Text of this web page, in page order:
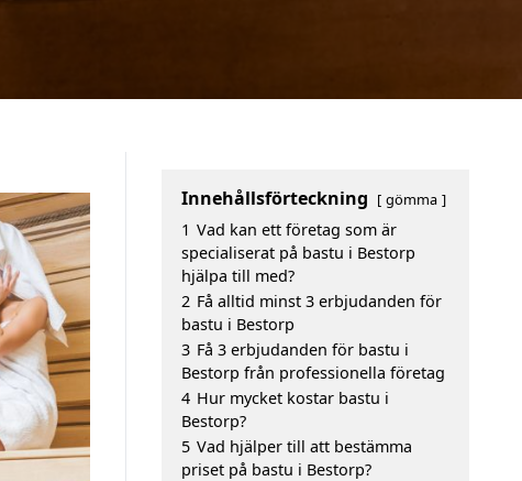
Innehållsförteckning gömma
1 Vad kan ett företag som är
specialiserat på bastu i Bestorp
hjälpa till med?
2 Få alltid minst 3 erbjudanden för
bastu i Bestorp
3 Få 3 erbjudanden för bastu i
Bestorp från professionella företag
4 Hur mycket kostar bastu i
Bestorp?
5 Vad hjälper till att bestämma
priset på bastu i Bestorp?